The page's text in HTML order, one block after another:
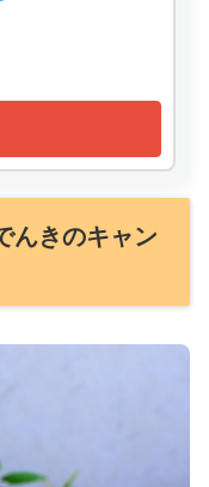
んきのキャン